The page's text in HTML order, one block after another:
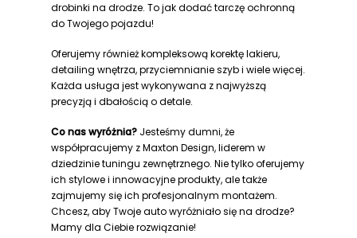
drobinki na drodze. To jak dodać tarczę ochronną
do Twojego pojazdu!
Oferujemy również kompleksową korektę lakieru,
detailing wnętrza, przyciemnianie szyb i wiele więcej.
Każda usługa jest wykonywana z najwyższą
precyzją i dbałością o detale.
Co nas wyróżnia? Jesteśmy dumni, że
współpracujemy z Maxton Design, liderem w
dziedzinie tuningu zewnętrznego. Nie tylko oferujemy
ich stylowe i innowacyjne produkty, ale także
zajmujemy się ich profesjonalnym montażem.
Chcesz, aby Twoje auto wyróżniało się na drodze?
Mamy dla Ciebie rozwiązanie!